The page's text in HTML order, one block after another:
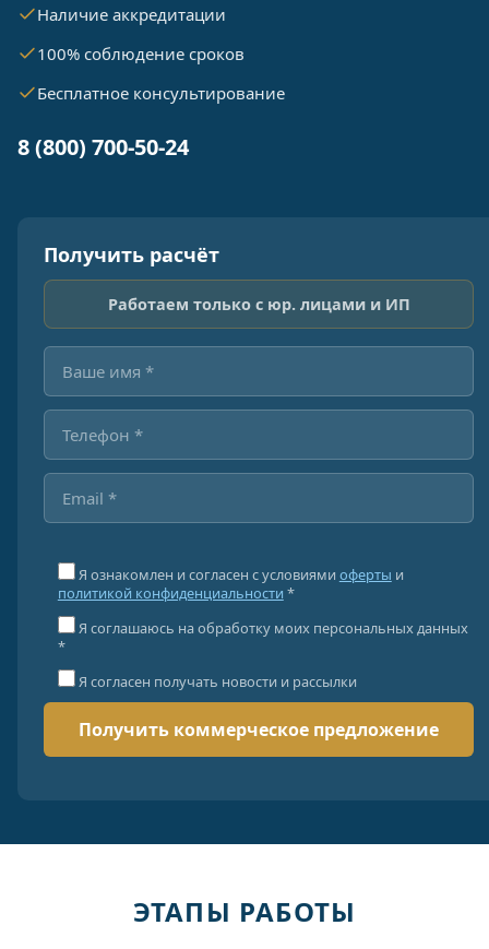
Наличие аккредитации
100% соблюдение сроков
Бесплатное консультирование
8 (800) 700-50-24
Получить расчёт
Работаем только с юр. лицами и ИП
Я ознакомлен и согласен с условиями оферты и
политикой конфиденциальности *
Я соглашаюсь на обработку моих персональных данных
*
Я согласен получать новости и рассылки
ЭТАПЫ РАБОТЫ